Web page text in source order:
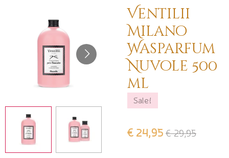
Ventilii
Milano
Wasparfum
Nuvole 500
ml
Sale!
€ 24,95 € 29,95